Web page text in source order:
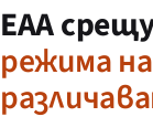
EAA
режима